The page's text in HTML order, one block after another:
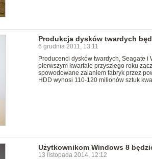
Produkcja dysków twardych
6 grudnia 2011, 13:11
Producenci dysków twardych, Seagate
pierwszym kwartale przyszłego roku
spowodowane zalaniem fabryk przez
HDD wynosi 110-120 milionów sztuk
Użytkownikom Windows 8
13 listopada 2014, 12:12